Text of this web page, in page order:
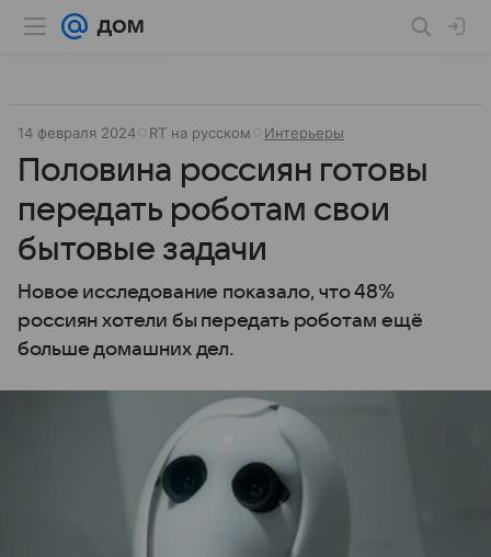
14 февраля 2024 RT на русском Интерьеры
Половина россиян готовы
передать роботам свои
бытовые задачи
Новое исследование показало, что 48%
россиян хотели бы передать роботам ещё
больше домашних дел.